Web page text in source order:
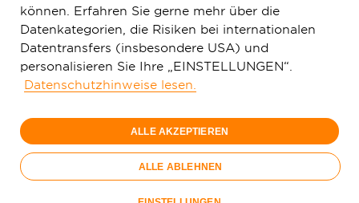
können. Erfahren Sie gerne mehr über die
Datenkategorien, die Risiken bei internationalen
Datentransfers (insbesondere USA) und
personalisieren Sie Ihre „EINSTELLUNGEN“.
Datenschutzhinweise lesen.
ALLE AKZEPTIEREN
ALLE ABLEHNEN